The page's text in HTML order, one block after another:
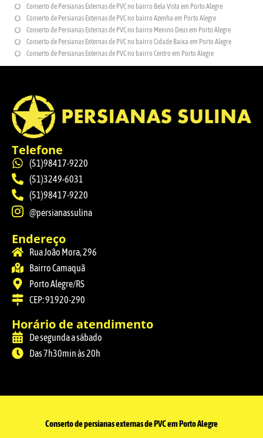
Conserto de Persianas Externas de PVC no bairro Bela Vista em Porto Alegre
Conserto de Persianas Externas de PVC no bairro Azenha em Porto Alegre
Conserto de Persianas Externas de PVC no bairro Menino Deus em Porto Alegre
Conserto de Persianas Externas de PVC no bairro Cidade Baixa em Porto Alegre
Conserto de Persianas Externas de PVC no bairro Centro em Porto Alegre
Telefone
(51)98417-9220
(51)3249-6031
(51)98417-9220
@persianassulina
Endereço
Rua João Mora, 296
Bairro Camaquã
Porto Alegre/RS
CEP: 91920-290
Horário de atendimento
De segunda a sábado
Das 7h30min às 20h
Conserto de persianas externas de PVC em Porto Alegre